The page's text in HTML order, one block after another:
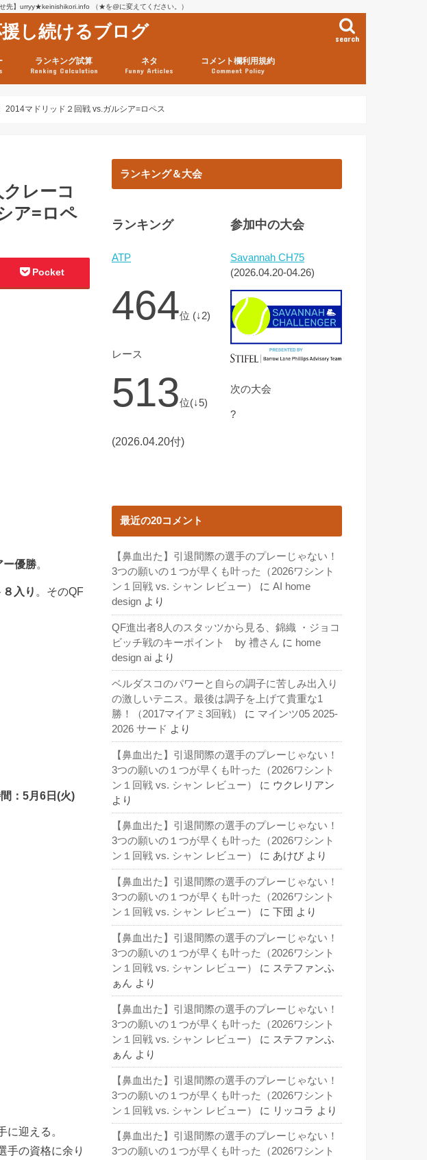
先】urryy★keinishikori.info （★を@に変えてください。）
し続けるブログ search
ランキング試算
Ranking Calculation
ネタ
Funny Articles
コメント欄利用規約
Comment Policy
2014マドリッド２回戦 vs.ガルシア=ロペス
レーコ
ア=ロペ
Pocket
ー優勝。
入り 。そのQF
：5月6日(火)
迎える。
手の資格に余り
ランキング＆大会
ランキング
ATP
464位 (↓2)
レース
513位(↓5)
(2026.04.20付)
参加中の大会
Savannah CH75
(2026.04.20-04.26)
次の大会
?
最近の20コメント
【鼻血出た】引退間際の選手のプレーじゃない！
3つの願いの１つが早くも叶った（2026ワシント
ン１回戦 vs. シャン レビュー）
に AI home
design より
QF進出者8人のスタッツから見る、錦織 ・ジョコ
ビッチ戦のキーポイント by 禮さん に home
design ai より
ベルダスコのパワーと自らの調子に苦しみ出入り
の激しいテニス。最後は調子を上げて貴重な1
勝！（2017マイアミ3回戦）
に マインツ05 2025-
2026 サード より
【鼻血出た】引退間際の選手のプレーじゃない！
3つの願いの１つが早くも叶った（2026ワシント
ン１回戦 vs. シャン レビュー）
に ウクレリアン
より
【鼻血出た】引退間際の選手のプレーじゃない！
3つの願いの１つが早くも叶った（2026ワシント
ン１回戦 vs. シャン レビュー）
に あけび より
【鼻血出た】引退間際の選手のプレーじゃない！
3つの願いの１つが早くも叶った（2026ワシント
ン１回戦 vs. シャン レビュー）
に 下団 より
【鼻血出た】引退間際の選手のプレーじゃない！
3つの願いの１つが早くも叶った（2026ワシント
ン１回戦 vs. シャン レビュー）
に ステファンふ
ぁん より
【鼻血出た】引退間際の選手のプレーじゃない！
3つの願いの１つが早くも叶った（2026ワシント
ン１回戦 vs. シャン レビュー）
に ステファンふ
ぁん より
【鼻血出た】引退間際の選手のプレーじゃない！
3つの願いの１つが早くも叶った（2026ワシント
ン１回戦 vs. シャン レビュー）
に リッコラ より
【鼻血出た】引退間際の選手のプレーじゃない！
3つの願いの１つが早くも叶った（2026ワシント